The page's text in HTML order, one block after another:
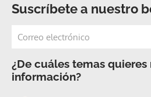
Suscríbete a nuestro
¿De cuáles temas
información?